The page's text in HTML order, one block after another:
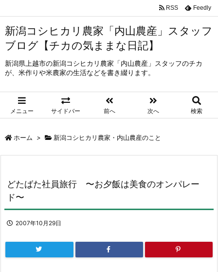
新潟コシヒカリ農家「内山農産」スタッフ
ブログ【チカの気ままな日記】
新潟県上越市の新潟コシヒカリ農家「内山農産」スタッフのチカ
が、米作りや米農家の生活などを書き綴ります。
メニュー サイドバー 前へ 次へ 検索
RSS Feedly
ホーム > 新潟コシヒカリ農家・内山農産のこと
どたばた社員旅行 〜お夕飯は美食のオンパレー
ド〜
2007年10月29日